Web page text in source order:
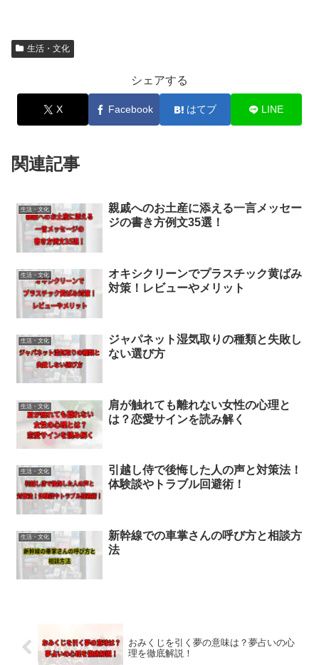
生活・文化
シェアする
X Facebook はてブ LINE
関連記事
生活・文化
親戚へのお土産に添える一言メッセー
ジの書き方例文35選！
生活・文化
オキシクリーンでプラスチック黄ばみ
対策！レビューやメリット
生活・文化
ジャパネット湿気取りの種類と失敗し
ない選び方
生活・文化
肩が触れても離れない女性の心理と
は？恋愛サインを読み解く
生活・文化
引越し侍で後悔した人の声と対策法！
体験談やトラブル回避術！
生活・文化
新幹線での車掌さんの呼び方と相談方
法
おみくじを引く夢の意味は？夢占いの心
理を徹底解説！